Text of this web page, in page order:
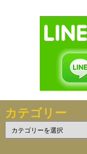
カテゴリー
テ